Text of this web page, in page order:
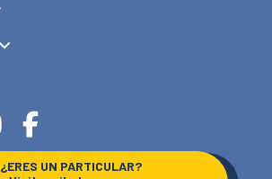
¿ERES UN PARTICULAR?